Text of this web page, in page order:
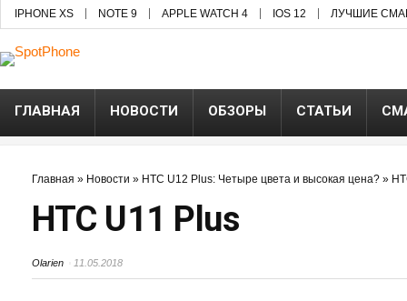
IPHONE XS NOTE 9 APPLE WATCH 4 IOS 12 ЛУЧШИЕ
ГЛАВНАЯ НОВОСТИ ОБЗОРЫ СТАТЬИ
Главная » Новости » HTC U12 Plus: Четыре цвета и высокая цена? »
HTC U11 Plus
Olarien 11.05.2018